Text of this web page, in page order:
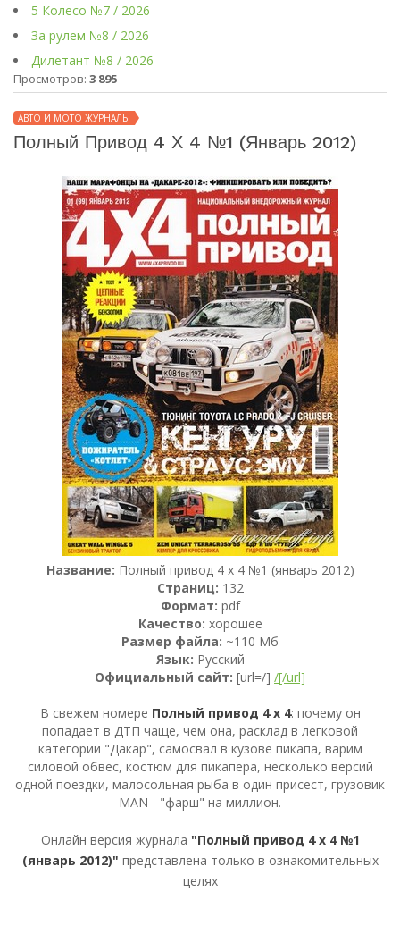
5 Колесо №7 / 2026
За рулем №8 / 2026
Дилетант №8 / 2026
Просмотров: 3 895
АВТО И МОТО ЖУРНАЛЫ
Полный Привод 4 Х 4 №1 (январь 2012)
Название: Полный привод 4 х 4 №1 (январь 2012)
Страниц: 132
Формат: pdf
Качество: хорошее
Размер файла: ~110 Мб
Язык: Русский
Официальный сайт: [url=/] /[/url]
В свежем номере Полный привод 4 х 4: почему он
попадает в ДТП чаще, чем она, расклад в легковой
категории "Дакар", самосвал в кузове пикапа, варим
силовой обвес, костюм для пикапера, несколько версий
одной поездки, малосольная рыба в один присест, грузовик
MAN - "фарш" на миллион.
Онлайн версия журнала "Полный привод 4 х 4 №1
(январь 2012)" представлена только в ознакомительных
целях